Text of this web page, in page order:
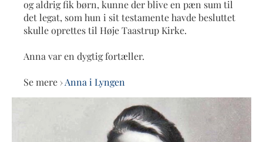
og aldrig fik børn, kunne der blive en pæn sum til
det legat, som hun i sit testamente havde besluttet
skulle oprettes til Høje Taastrup Kirke.
Anna var en dygtig fortæller.
Se mere ›Anna i Lyngen